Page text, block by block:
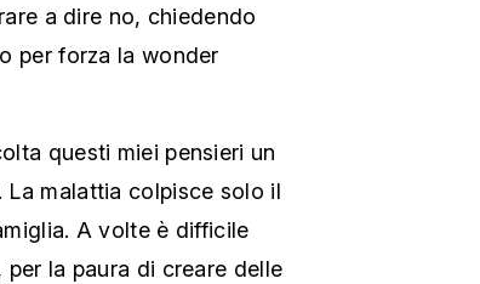
a dire no, chiedendo
per forza la wonder
questi miei pensieri un
La malattia colpisce solo il
A volte è difficile
per la paura di creare delle